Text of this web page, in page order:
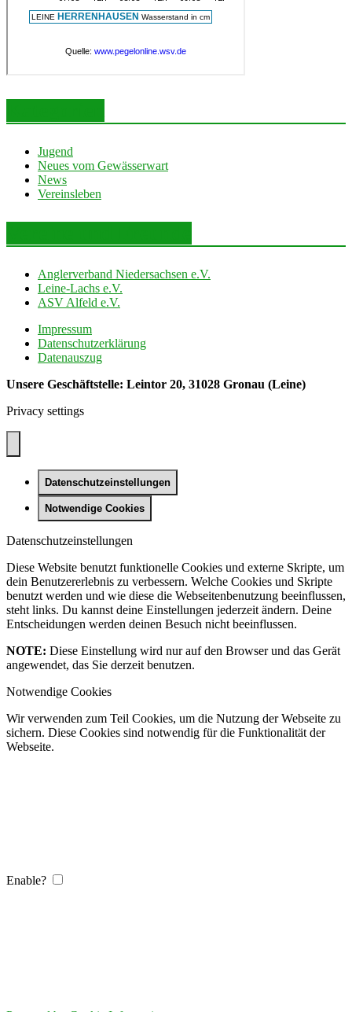
Jugend
Neues vom Gewässerwart
News
Vereinsleben
Anglerverband Niedersachsen e.V.
Leine-Lachs e.V.
ASV Alfeld e.V.
Impressum
Datenschutzerklärung
Datenauszug
Unsere Geschäftstelle: Leintor 20, 31028 Gronau (Leine)
Privacy settings
Datenschutzeinstellungen
Notwendige Cookies
Datenschutzeinstellungen
Diese Website benutzt funktionelle Cookies und externe Skripte, um
dein Benutzererlebnis zu verbessern. Welche Cookies und Skripte
benutzt werden und wie diese die Webseitenbenutzung beeinflussen,
steht links. Du kannst deine Einstellungen jederzeit ändern. Deine
Entscheidungen werden deinen Besuch nicht beeinflussen.
NOTE: Diese Einstellung wird nur auf den Browser und das Gerät
angewendet, das Sie derzeit benutzen.
Notwendige Cookies
Wir verwenden zum Teil Cookies, um die Nutzung der Webseite zu
sichern. Diese Cookies sind notwendig für die Funktionalität der
Webseite.
Enable?